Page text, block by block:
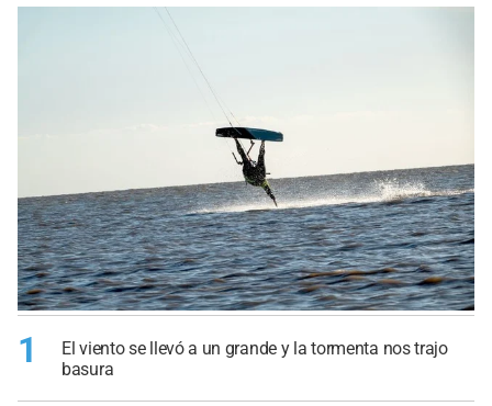
1
El viento se llevó a un grande y la tormenta nos trajo
basura